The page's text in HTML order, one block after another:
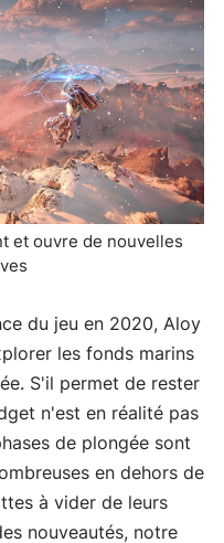
et ouvre de nouvelles
du jeu en 2020, Aloy
les fonds marins
S'il permet de rester
n'est en réalité pas
de plongée sont
en dehors de
à vider de leurs
nouveautés, notre